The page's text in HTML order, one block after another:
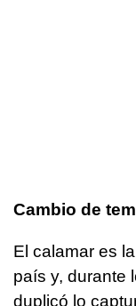
Cambio de
El calamar es
país y, durante
duplicó lo